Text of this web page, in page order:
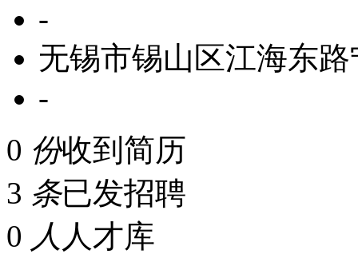
-
无锡市锡山区江海东
-
0 份收到简历
3 条已发招聘
0 人 人才库